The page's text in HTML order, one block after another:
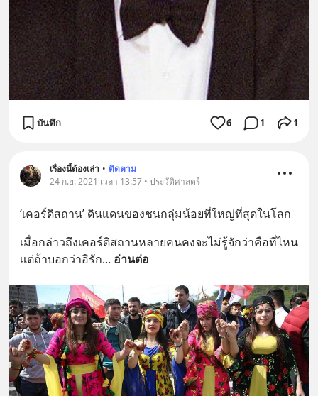
บันทึก 6 1 1
เรื่องนี้ต้องเล่า • ติดตาม
24 ก.ย. 2021 เวลา 13:57 • ประวัติศาสตร์
‘เคอร์ดิสถาน’ ดินเเดนของชนกลุ่มน้อยที่ใหญ่ที่สุดในโลก
เมื่อกล่าวถึงเคอร์ดิสถานหลายคนคงจะไม่รู้จักว่าคือที่ไหน
เเต่ถ้าบอกว่าอิรัก... อ่านต่อ